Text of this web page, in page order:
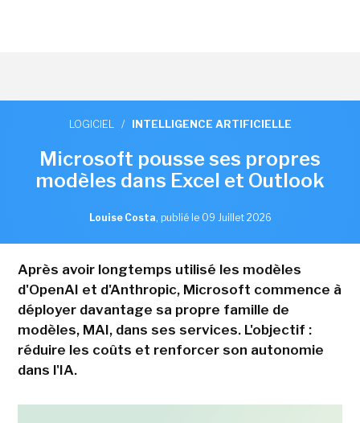
LOGICIEL / INTELLIGENCE ARTIFICIELLE
Microsoft pousse ses propres
modèles dans Excel et Outlook
Louise Costa, publié le 09 Juillet 2026
Après avoir longtemps utilisé les modèles
d'OpenAI et d'Anthropic, Microsoft commence à
déployer davantage sa propre famille de
modèles, MAI, dans ses services. L'objectif :
réduire les coûts et renforcer son autonomie
dans l'IA.